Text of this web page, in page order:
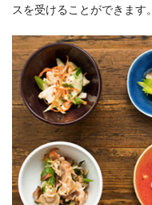
スを受けることができます。